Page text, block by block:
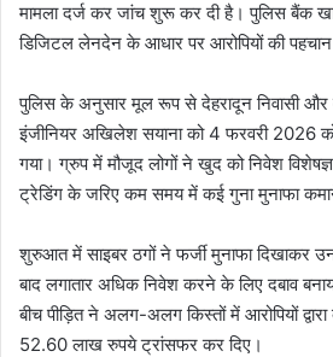
मामला दर्ज कर जांच शुरू कर दी है। पुलिस बैंक
डिजिटल लेनदेन के आधार पर आरोपियों की
पुलिस के अनुसार मूल रूप से देहरादून निवासी और
इंजीनियर अखिलेश सयाना को 4 फरवरी 2026
गया। ग्रुप में मौजूद लोगों ने खुद को निवेश
ट्रेडिंग के जरिए कम समय में कई गुना मुनाफा कमाने
शुरुआत में साइबर ठगों ने फर्जी मुनाफा दिखाकर
बाद लगातार अधिक निवेश करने के लिए दबाव
बीच पीड़ित ने अलग-अलग किस्तों में आरोपियों
52.60 लाख रुपये ट्रांसफर कर दिए।